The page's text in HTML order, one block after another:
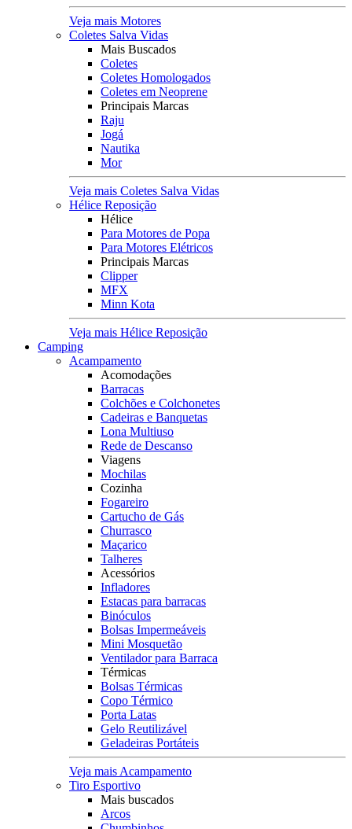
Veja mais Motores
Coletes Salva Vidas
Mais Buscados
Coletes
Coletes Homologados
Coletes em Neoprene
Principais Marcas
Raju
Jogá
Nautika
Mor
Veja mais Coletes Salva Vidas
Hélice Reposição
Hélice
Para Motores de Popa
Para Motores Elétricos
Principais Marcas
Clipper
MFX
Minn Kota
Veja mais Hélice Reposição
Camping
Acampamento
Acomodações
Barracas
Colchões e Colchonetes
Cadeiras e Banquetas
Lona Multiuso
Rede de Descanso
Viagens
Mochilas
Cozinha
Fogareiro
Cartucho de Gás
Churrasco
Maçarico
Talheres
Acessórios
Infladores
Estacas para barracas
Binóculos
Bolsas Impermeáveis
Mini Mosquetão
Ventilador para Barraca
Térmicas
Bolsas Térmicas
Copo Térmico
Porta Latas
Gelo Reutilizável
Geladeiras Portáteis
Veja mais Acampamento
Tiro Esportivo
Mais buscados
Arcos